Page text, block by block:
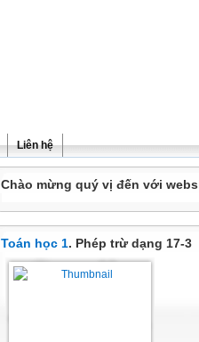
Liên hệ
Chào mừng quý vị đến với
Toán học 1. Phép trừ dạng 17-3